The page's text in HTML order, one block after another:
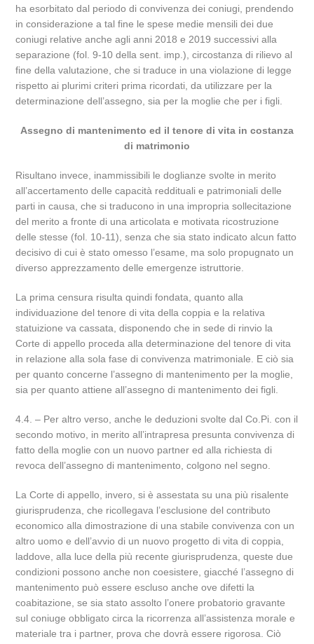
ha esorbitato dal periodo di convivenza dei coniugi, prendendo
in considerazione a tal fine le spese medie mensili dei due
coniugi relative anche agli anni 2018 e 2019 successivi alla
separazione (fol. 9-10 della sent. imp.), circostanza di rilievo al
fine della valutazione, che si traduce in una violazione di legge
rispetto ai plurimi criteri prima ricordati, da utilizzare per la
determinazione dell’assegno, sia per la moglie che per i figli.
Assegno di mantenimento ed il tenore di vita in costanza
di matrimonio
Risultano invece, inammissibili le doglianze svolte in merito
all’accertamento delle capacità reddituali e patrimoniali delle
parti in causa, che si traducono in una impropria sollecitazione
del merito a fronte di una articolata e motivata ricostruzione
delle stesse (fol. 10-11), senza che sia stato indicato alcun fatto
decisivo di cui è stato omesso l’esame, ma solo propugnato un
diverso apprezzamento delle emergenze istruttorie.
La prima censura risulta quindi fondata, quanto alla
individuazione del tenore di vita della coppia e la relativa
statuizione va cassata, disponendo che in sede di rinvio la
Corte di appello proceda alla determinazione del tenore di vita
in relazione alla sola fase di convivenza matrimoniale. E ciò sia
per quanto concerne l’assegno di mantenimento per la moglie,
sia per quanto attiene all’assegno di mantenimento dei figli.
4.4. – Per altro verso, anche le deduzioni svolte dal Co.Pi. con il
secondo motivo, in merito all’intrapresa presunta convivenza di
fatto della moglie con un nuovo partner ed alla richiesta di
revoca dell’assegno di mantenimento, colgono nel segno.
La Corte di appello, invero, si è assestata su una più risalente
giurisprudenza, che ricollegava l’esclusione del contributo
economico alla dimostrazione di una stabile convivenza con un
altro uomo e dell’avvio di un nuovo progetto di vita di coppia,
laddove, alla luce della più recente giurisprudenza, queste due
condizioni possono anche non coesistere, giacché l’assegno di
mantenimento può essere escluso anche ove difetti la
coabitazione, se sia stato assolto l’onere probatorio gravante
sul coniuge obbligato circa la ricorrenza all’assistenza morale e
materiale tra i partner, prova che dovrà essere rigorosa. Ciò